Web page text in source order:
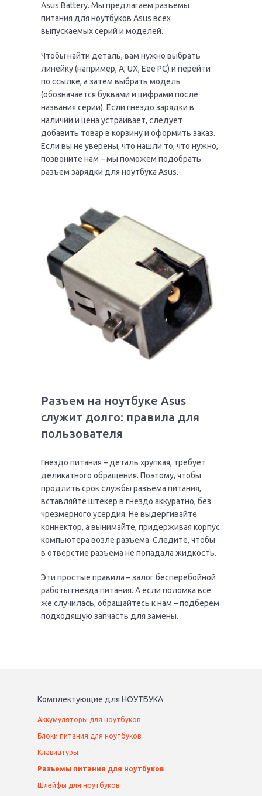
Asus Battery. Мы предлагаем разъемы
питания для ноутбуков Asus всех
выпускаемых серий и моделей.
Чтобы найти деталь, вам нужно выбрать
линейку (например, А, UX, Еее РС) и перейти
по ссылке, а затем выбрать модель
(обозначается буквами и цифрами после
названия серии). Если гнездо зарядки в
наличии и цена устраивает, следует
добавить товар в корзину и оформить заказ.
Если вы не уверены, что нашли то, что нужно,
позвоните нам – мы поможем подобрать
разъем зарядки для ноутбука Asus.
Разъем на ноутбуке Asus
служит долго: правила для
пользователя
Гнездо питания – деталь хрупкая, требует
деликатного обращения. Поэтому, чтобы
продлить срок службы разъема питания,
вставляйте штекер в гнездо аккуратно, без
чрезмерного усердия. Не выдергивайте
коннектор, а вынимайте, придерживая корпус
компьютера возле разъема. Следите, чтобы
в отверстие разъема не попадала жидкость.
Эти простые правила – залог бесперебойной
работы гнезда питания. А если поломка все
же случилась, обращайтесь к нам – подберем
подходящую запчасть для замены.
Комплектующие для НОУТБУКА
Аккумуляторы для ноутбуков
Блоки питания для ноутбуков
Клавиатуры
Разъемы питания для ноутбуков
Шлейфы для ноутбуков